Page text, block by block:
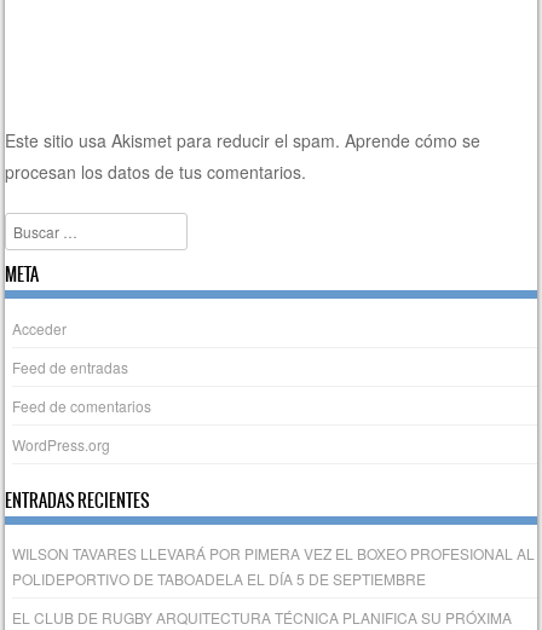
Este sitio usa Akismet para reducir el spam.Aprende cómo se
procesan los datos de tus comentarios.
Buscar
META
Acceder
Feed de entradas
Feed de comentarios
WordPress.org
ENTRADAS RECIENTES
WILSON TAVARES LLEVARÁ POR PIMERA VEZ EL BOXEO PROFESIONAL AL
POLIDEPORTIVO DE TABOADELA EL DÍA 5 DE SEPTIEMBRE
EL CLUB DE RUGBY ARQUITECTURA TÉCNICA PLANIFICA SU PRÓXIMA